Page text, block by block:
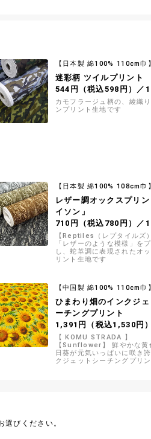
【日本製 綿100% 110cm巾】
迷彩柄 ツイルプリント
544円（税込598円）／
カモフラージュ柄の、綾織り
ンプリント生地です
【日本製 綿100% 108cm巾】
レザー調オックスプリ
イソン」
710円（税込780円）／
【Reptiles（レプタイルズ
「レザーのような模様」を
し、蛇革調に表現されたオ
リント生地です
【中国製 綿100% 110cm巾】
ひまわり畑のインクジ
ーチングプリント
1,391円（税込1,530円
【 KOMU STRADA 】
【Sunflower】 鮮やかな黄
日葵が元気いっぱいに咲き
クジェットシーチングプリ
びください。